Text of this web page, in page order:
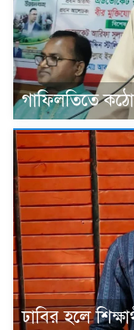
গাফিলতিতে কঠোর
ঢাবির হলে